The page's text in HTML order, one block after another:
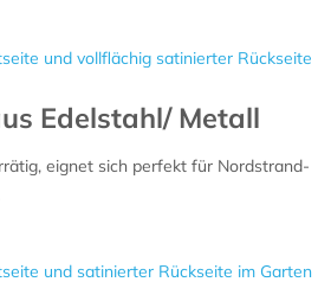
Edelstahl/ Metall
eignet sich perfekt für Nordstrand-